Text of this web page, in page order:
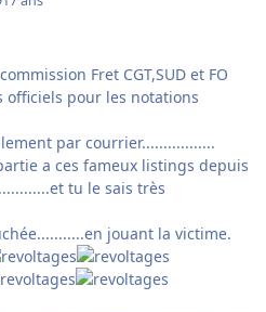
Fret CGT,SUD et FO
pour les notations
par courrier.................
a ces fameux listings depuis
tu le sais très
jouant la victime.